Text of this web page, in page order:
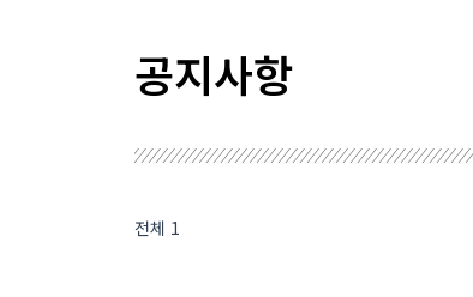
공지사항
전체 1